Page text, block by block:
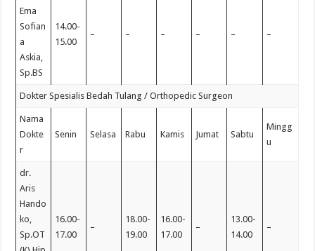
Ema
Sofian
a
Askia,
Sp.BS
14.00-
15.00
– – – – – –
Dokter Spesialis Bedah Tulang / Orthopedic Surgeon
Nama
Dokte
r
Senin Selasa Rabu Kamis Jumat Sabtu
Mingg
u
dr.
Aris
Hando
ko,
Sp.OT
16.00-
17.00
–
18.00-
19.00
16.00-
17.00
–
13.00-
14.00
–